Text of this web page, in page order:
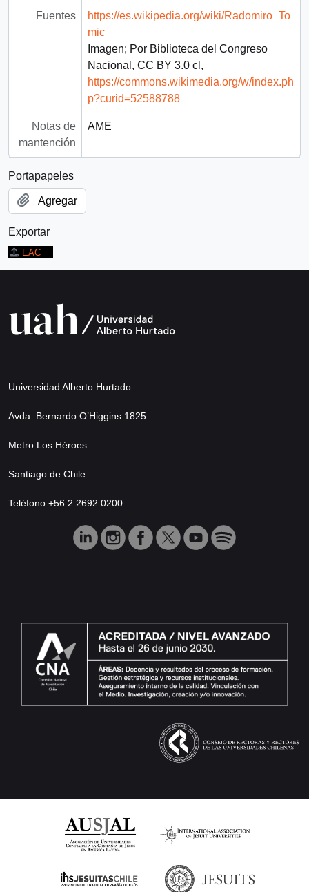
Fuentes
https://es.wikipedia.org/wiki/Radomiro_To
mic
Imagen; Por Biblioteca del Congreso
Nacional, CC BY 3.0 cl,
https://commons.wikimedia.org/w/index.ph
p?curid=52588788
Notas de
mantención
AME
Portapapeles
Agregar
Exportar
EAC
Universidad Alberto Hurtado
Avda. Bernardo O’Higgins 1825
Metro Los Héroes
Santiago de Chile
Teléfono +56 2 2692 0200